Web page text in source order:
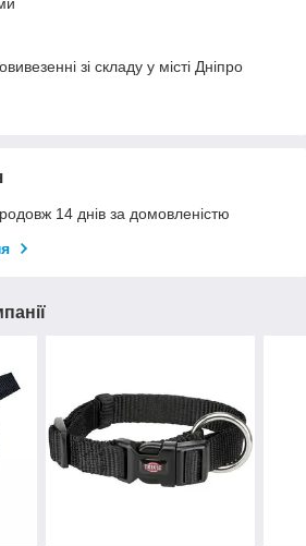
зі складу у місті Дніпро
14 днів за домовленістю